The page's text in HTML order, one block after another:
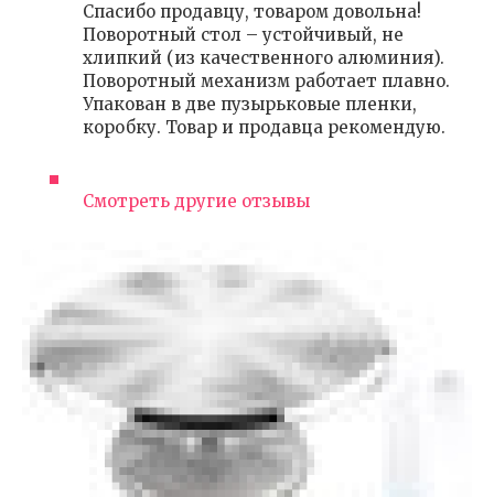
Спасибо продавцу, товаром довольна!
Поворотный стол – устойчивый, не
хлипкий (из качественного алюминия).
Поворотный механизм работает плавно.
Упакован в две пузырьковые пленки,
коробку. Товар и продавца рекомендую.
Смотреть другие отзывы